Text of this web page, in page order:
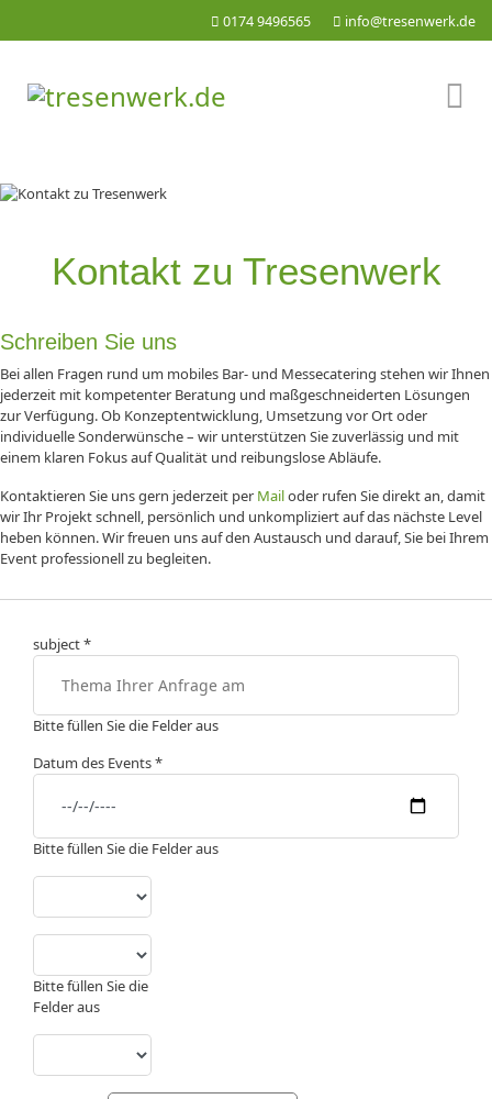
0174 9496565 info@tresenwerk.de
Kontakt zu Tresenwerk
Schreiben Sie uns
Bei allen Fragen rund um mobiles Bar- und Messecatering stehen wir Ihnen
jederzeit mit kompetenter Beratung und maßgeschneiderten Lösungen
zur Verfügung. Ob Konzeptentwicklung, Umsetzung vor Ort oder
individuelle Sonderwünsche – wir unterstützen Sie zuverlässig und mit
einem klaren Fokus auf Qualität und reibungslose Abläufe.
Kontaktieren Sie uns gern jederzeit per Mailoder rufen Sie direkt an, damit
wir Ihr Projekt schnell, persönlich und unkompliziert auf das nächste Level
heben können. Wir freuen uns auf den Austausch und darauf, Sie bei Ihrem
Event professionell zu begleiten.
subject*
Bitte füllen Sie die Felder aus
Datum des Events*
Bitte füllen Sie die Felder aus
Bitte füllen Sie die
Felder aus